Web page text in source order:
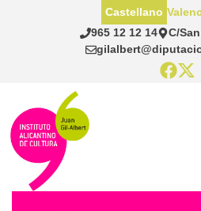
965 12 12 14
C/
Castellano